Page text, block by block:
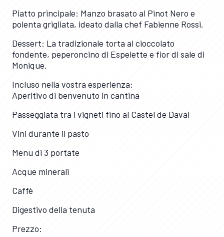
Piatto principale: Manzo brasato al Pinot Nero e
polenta grigliata, ideato dalla chef Fabienne Rossi.
Dessert: La tradizionale torta al cioccolato
fondente, peperoncino di Espelette e fior di sale di
Monique.
Incluso nella vostra esperienza:
Aperitivo di benvenuto in cantina
Passeggiata tra i vigneti fino al Castel de Daval
Vini durante il pasto
Menu di 3 portate
Acque minerali
Caffè
Digestivo della tenuta
Prezzo: